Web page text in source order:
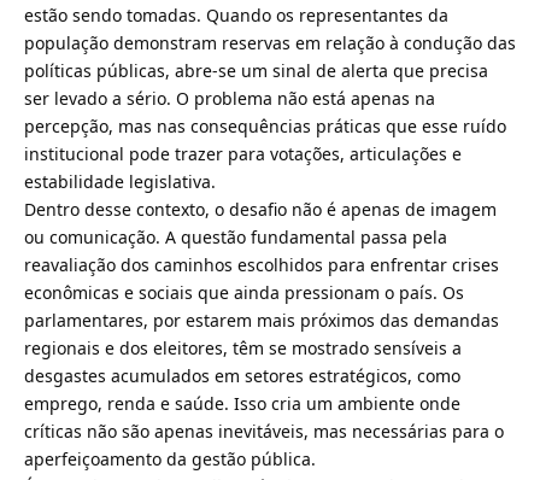
estão sendo tomadas. Quando os representantes da
população demonstram reservas em relação à condução das
políticas públicas, abre-se um sinal de alerta que precisa
ser levado a sério. O problema não está apenas na
percepção, mas nas consequências práticas que esse ruído
institucional pode trazer para votações, articulações e
estabilidade legislativa.
Dentro desse contexto, o desafio não é apenas de imagem
ou comunicação. A questão fundamental passa pela
reavaliação dos caminhos escolhidos para enfrentar crises
econômicas e sociais que ainda pressionam o país. Os
parlamentares, por estarem mais próximos das demandas
regionais e dos eleitores, têm se mostrado sensíveis a
desgastes acumulados em setores estratégicos, como
emprego, renda e saúde. Isso cria um ambiente onde
críticas não são apenas inevitáveis, mas necessárias para o
aperfeiçoamento da gestão pública.